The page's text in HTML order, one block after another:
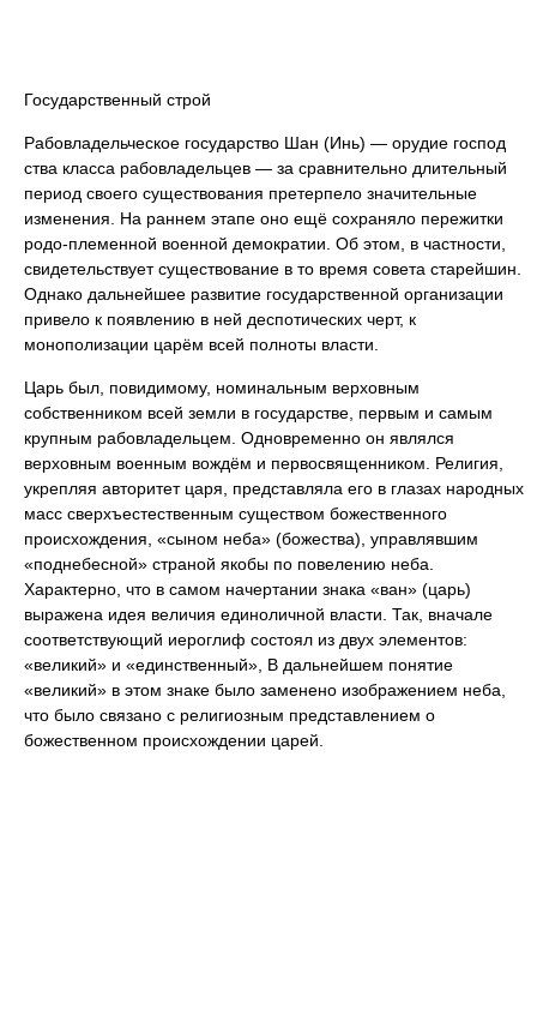
Государственный строй
Рабовладельческое государство Шан (Инь) — орудие господ
ства класса рабовладельцев — за сравнительно длительный
период своего существования претерпело значительные
изменения. На раннем этапе оно ещё сохраняло пережитки
родо-племенной военной демократии. Об этом, в частности,
свидетельствует существование в то время совета старейшин.
Однако дальнейшее развитие государственной организации
привело к появлению в ней деспотических черт, к
монополизации царём всей полноты власти.
Царь был, повидимому, номинальным верховным
собственником всей земли в государстве, первым и самым
крупным рабовладельцем. Одновременно он являлся
верховным военным вождём и первосвященником. Религия,
укрепляя авторитет царя, представляла его в глазах народных
масс сверхъестественным существом божественного
происхождения, «сыном неба» (божества), управлявшим
«поднебесной» страной якобы по повелению неба.
Характерно, что в самом начертании знака «ван» (царь)
выражена идея величия единоличной власти. Так, вначале
соответствующий иероглиф состоял из двух элементов:
«великий» и «единственный», В дальнейшем понятие
«великий» в этом знаке было заменено изображением неба,
что было связано с религиозным представлением о
божественном происхождении царей.